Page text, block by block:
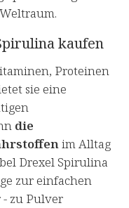
kaufen
Proteinen
sie eine
die
im Alltag
Drexel Spirulina
zur einfachen
- zu Pulver